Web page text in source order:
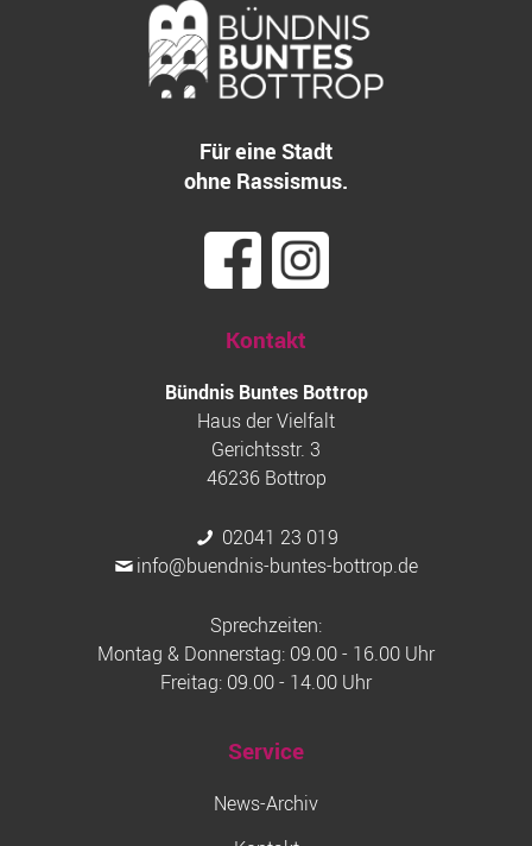
Für eine Stadt
ohne Rassismus.
Kontakt
Bündnis Buntes Bottrop
Haus der Vielfalt
Gerichtsstr. 3
46236 Bottrop
02041 23 019
info@buendnis-buntes-bottrop.de
Sprechzeiten:
Montag & Donnerstag: 09.00 - 16.00 Uhr
Freitag: 09.00 - 14.00 Uhr
Service
News-Archiv